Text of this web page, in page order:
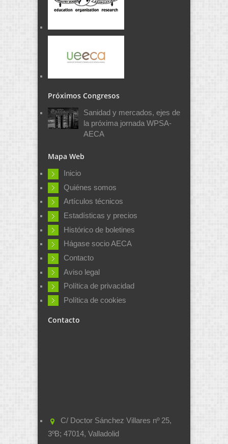
Próximos Congresos
Sanidad y mercados, ejes de
la próxima jornada WPSA-
AECA
Mapa Web
Inicio
Quiénes somos
Artículos técnicos
Estadísticas y precios
Histórico de boletines
Hágase socio AECA
Contacto
Aviso legal
Política de privacidad
Política de cookies
Contacto
C/ Doctor Sánchez Villares nº 25,
3ºB; 47014, Valladolid